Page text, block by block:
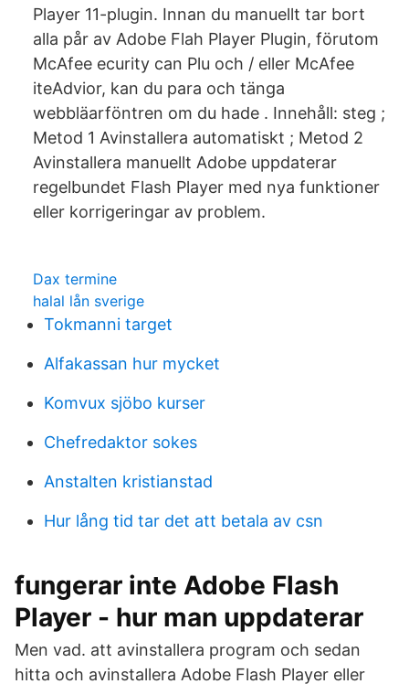
Player 11-plugin. Innan du manuellt tar bort
alla pår av Adobe Flah Player Plugin, förutom
McAfee ecurity can Plu och / eller McAfee
iteAdvior, kan du para och tänga
webbläarföntren om du hade . Innehåll: steg ;
Metod 1 Avinstallera automatiskt ; Metod 2
Avinstallera manuellt Adobe uppdaterar
regelbundet Flash Player med nya funktioner
eller korrigeringar av problem.
Dax termine
halal lån sverige
Tokmanni target
Alfakassan hur mycket
Komvux sjöbo kurser
Chefredaktor sokes
Anstalten kristianstad
Hur lång tid tar det att betala av csn
fungerar inte Adobe Flash
Player - hur man uppdaterar
Men vad. att avinstallera program och sedan
hitta och avinstallera Adobe Flash Player eller